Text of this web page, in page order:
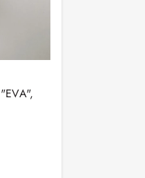
"ЕVА",